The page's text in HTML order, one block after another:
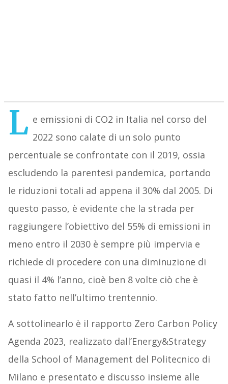
L e emissioni di CO2 in Italia nel corso del
2022 sono calate di un solo punto
percentuale se confrontate con il 2019, ossia
escludendo la parentesi pandemica, portando
le riduzioni totali ad appena il 30% dal 2005. Di
questo passo, è evidente che la strada per
raggiungere l’obiettivo del 55% di emissioni in
meno entro il 2030 è sempre più impervia e
richiede di procedere con una diminuzione di
quasi il 4% l’anno, cioè ben 8 volte ciò che è
stato fatto nell’ultimo trentennio.
A sottolinearlo è il rapporto Zero Carbon Policy
Agenda 2023, realizzato dall’Energy&Strategy
della School of Management del Politecnico di
Milano e presentato e discusso insieme alle